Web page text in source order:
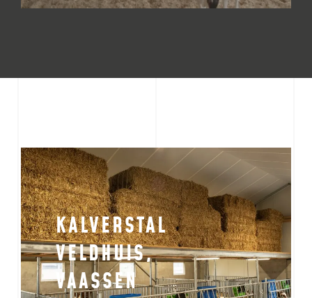
KALVERSTAL
VELDHUIS,
VAASSEN